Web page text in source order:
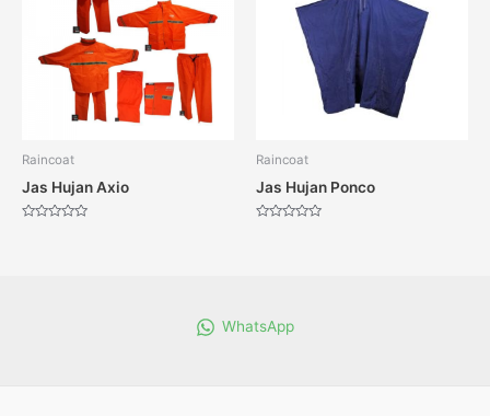
Raincoat
Jas Hujan Axio
Raincoat
Jas Hujan Ponco
WhatsApp